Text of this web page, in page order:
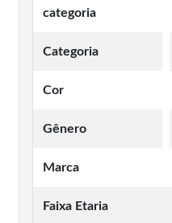
categoria
Categoria
Cor
Gênero
Marca
Faixa Etaria